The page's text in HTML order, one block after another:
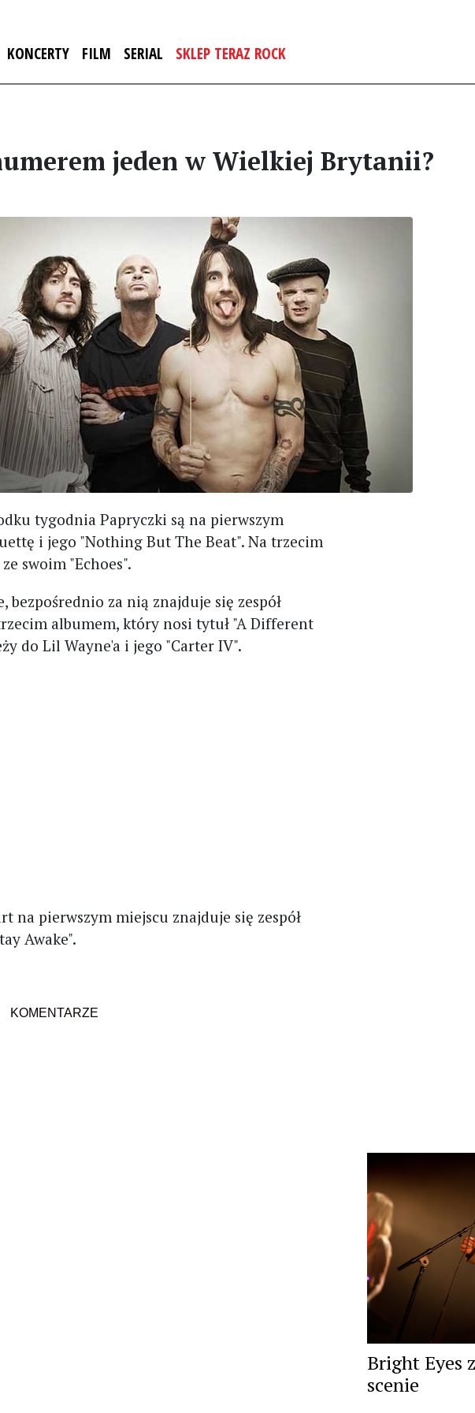
KONCERTY FILM SERIAL SKLEP TERAZ ROCK
jeden w Wielkiej Brytanii?
tygodnia Papryczki są na pierwszym
i jego "Nothing But The Beat". Na trzecim
swoim "Echoes".
bezpośrednio za nią znajduje się zespół
albumem, który nosi tytuł "A Different
do Lil Wayne'a i jego "Carter IV".
na pierwszym miejscu znajduje się zespół
Awake".
KOMENTARZE
Bright Eyes
scenie